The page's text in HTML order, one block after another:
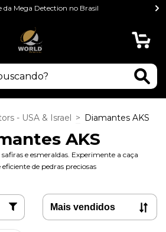
da Mega Detection no Brasil
- USA & Israel > Diamantes AKS
AKS
e esmeraldas. Experimente a caça
eficiente de pedras preciosas